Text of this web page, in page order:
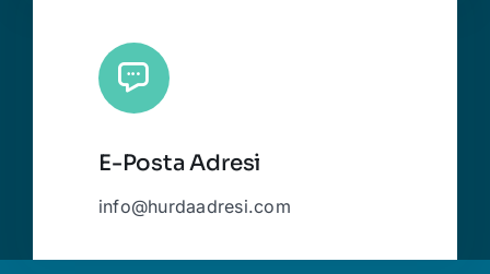
E-Posta Adresi
info@hurdaadresi.com